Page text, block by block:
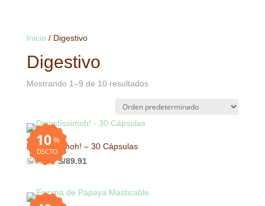
Inicio / Digestivo
Digestivo
Mostrando 1–9 de 10 resultados
%
DSCTO
10
Digestíssimoh! – 30 Cápsulas
S/99.90El
original
era:
S/89.91